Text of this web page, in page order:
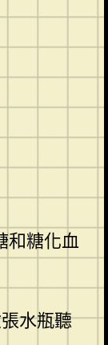
和糖化血
水瓶聽